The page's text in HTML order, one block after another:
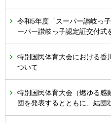
令和5年度「スーパー讃岐っ
ーパー讃岐っ子認定証交付式
特別国民体育大会における香
ついて
特別国民体育大会（燃ゆる感
団を発表するとともに、結団